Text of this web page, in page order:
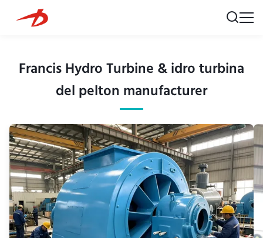
Francis Hydro Turbine & idro turbina
del pelton manufacturer